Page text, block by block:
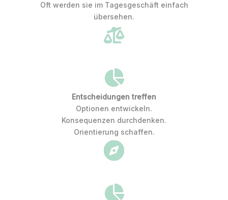
Oft werden sie im Tagesgeschäft einfach
übersehen.
Entscheidungen treffen
Optionen entwickeln.
Konsequenzen durchdenken.
Orientierung schaffen.